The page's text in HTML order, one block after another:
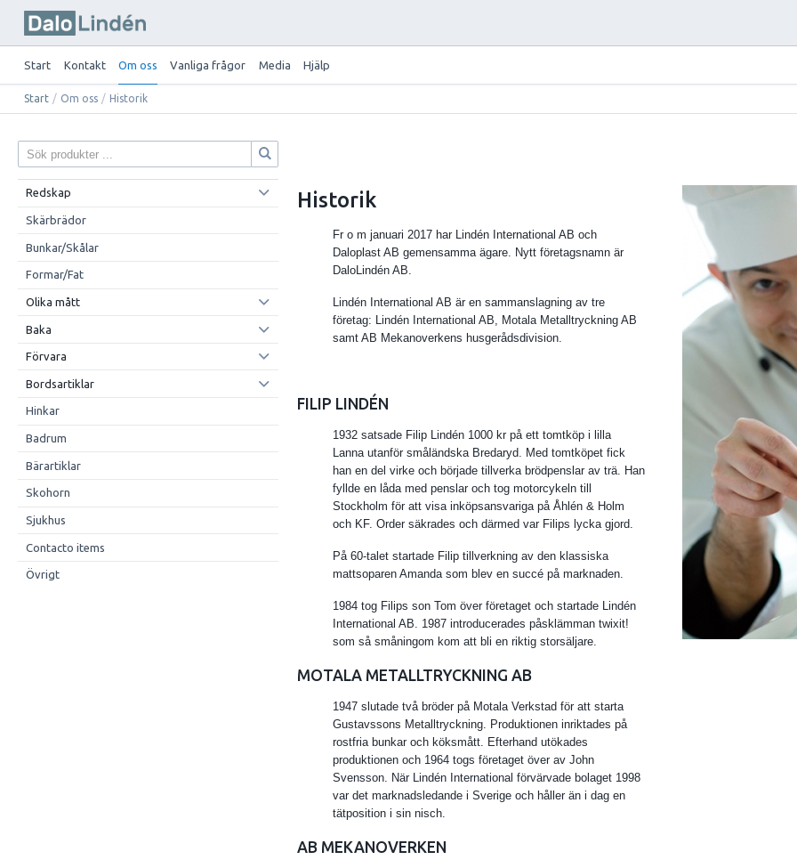
Start Kontakt Om oss Vanliga frågor Media Hjälp
Start / Om oss / Historik
Redskap
Skärbrädor
Bunkar/Skålar
Formar/Fat
Olika mått
Baka
Förvara
Bordsartiklar
Hinkar
Badrum
Bärartiklar
Skohorn
Sjukhus
Contacto items
Övrigt
Historik
Fr o m januari 2017 har Lindén International AB och
Daloplast AB gemensamma ägare. Nytt företagsnamn är
DaloLindén AB.
Lindén International AB är en sammanslagning av tre
företag: Lindén International AB, Motala Metalltryckning AB
samt AB Mekanoverkens husgerådsdivision.
FILIP LINDÉN
1932 satsade Filip Lindén 1000 kr på ett tomtköp i lilla
Lanna utanför småländska Bredaryd. Med tomtköpet fick
han en del virke och började tillverka brödpenslar av trä. Han
fyllde en låda med penslar och tog motorcykeln till
Stockholm för att visa inköpsansvariga på Åhlén & Holm
och KF. Order säkrades och därmed var Filips lycka gjord.
På 60-talet startade Filip tillverkning av den klassiska
mattsoparen Amanda som blev en succé på marknaden.
1984 tog Filips son Tom över företaget och startade Lindén
International AB. 1987 introducerades påsklämman twixit!
som så småningom kom att bli en riktig storsäljare.
MOTALA METALLTRYCKNING AB
1947 slutade två bröder på Motala Verkstad för att starta
Gustavssons Metalltryckning. Produktionen inriktades på
rostfria bunkar och köksmått. Efterhand utökades
produktionen och 1964 togs företaget över av John
Svensson. När Lindén International förvärvade bolaget 1998
var det marknadsledande i Sverige och håller än i dag en
tätposition i sin nisch.
AB MEKANOVERKEN